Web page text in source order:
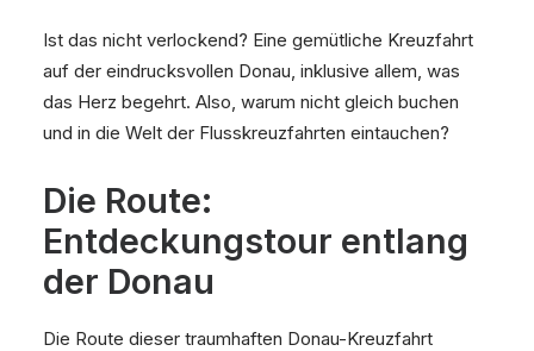
Ist das nicht verlockend? Eine gemütliche Kreuzfahrt
auf der eindrucksvollen Donau, inklusive allem, was
das Herz begehrt. Also, warum nicht gleich buchen
und in die Welt der Flusskreuzfahrten eintauchen?
Die Route:
Entdeckungstour entlang
der Donau
Die Route dieser traumhaften Donau-Kreuzfahrt